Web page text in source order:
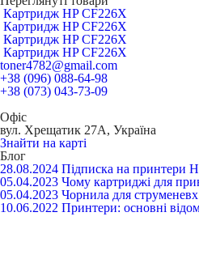
Картридж HP CF226X
Картридж HP CF226X
Картридж HP CF226X
Картридж HP CF226X
toner4782@gmail.com
+38 (096) 088-64-98
+38 (073) 043-73-09
Офіс
вул. Хрещатик 27А, Україна
Знайти на карті
Блог
28.08.2024 Підписка на принтери
05.04.2023 Чому картриджі для
05.04.2023 Чорнила для
10.06.2022 Принтери: основні